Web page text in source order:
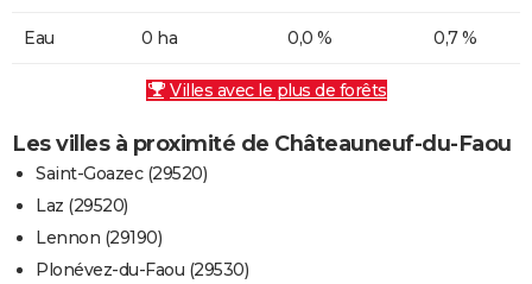
Eau 0 ha 0,0 % 0,7 %
Villes avec le plus de forêts
Les villes à proximité de Châteauneuf-du-Faou
Saint-Goazec (29520)
Laz (29520)
Lennon (29190)
Plonévez-du-Faou (29530)